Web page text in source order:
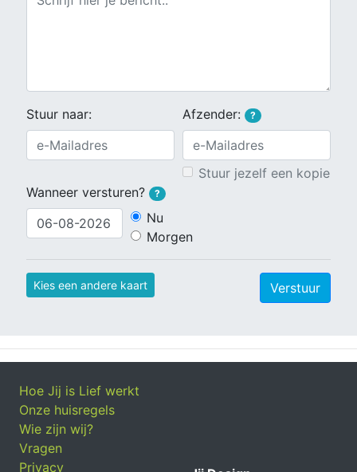
Stuur naar: Afzender: ?
Stuur jezelf een kopie
Wanneer versturen?
?
Nu
Morgen
Kies een andere kaart Verstuur
Hoe Jij is Lief werkt
Onze huisregels
Wie zijn wij?
Vragen
Privacy